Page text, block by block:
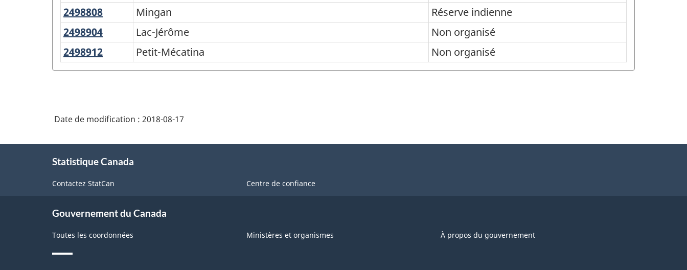
2498808 MinganMingan
Réserve indienne
2498904
Jérôme
Lac-Jérôme
Non organisé
2498912
Mécatina
Petit-Mécatina Non organisé
Date de modification : 2018-08-17
Statistique Canada
Contactez StatCan Centre de confiance
Gouvernement du Canada
Toutes les coordonnées Ministères et organismes À propos du gouvernement